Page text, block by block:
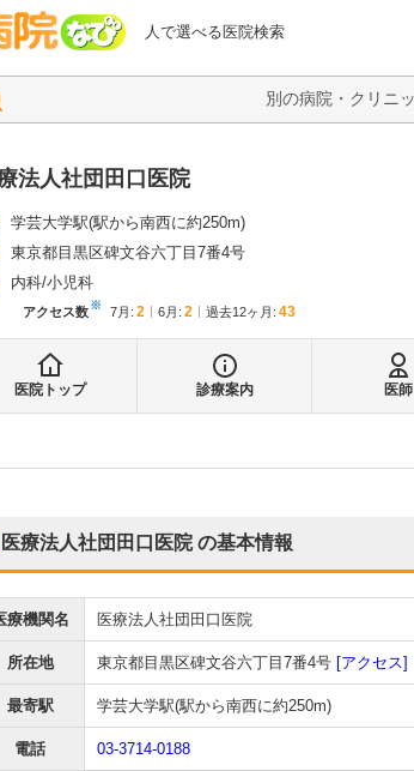
人で選べる医院検索
病院なび
法人社団田口医院
学芸大学駅(駅から南西に約250m)
東京都目黒区碑文谷六丁目7番4号
内科 小児科
アクセス数※ 7月 : 2 6月 : 2 過去12ヶ月: 43
医院トップ 診療案内 医師
医療法人社団田口医院の基本情報
療機関名 医療法人社団田口医院
所在地 東京都目黒区碑文谷六丁目7番4号 [アクセス]
最寄駅 学芸大学駅(駅から南西に約250m)
電話 03-3714-0188